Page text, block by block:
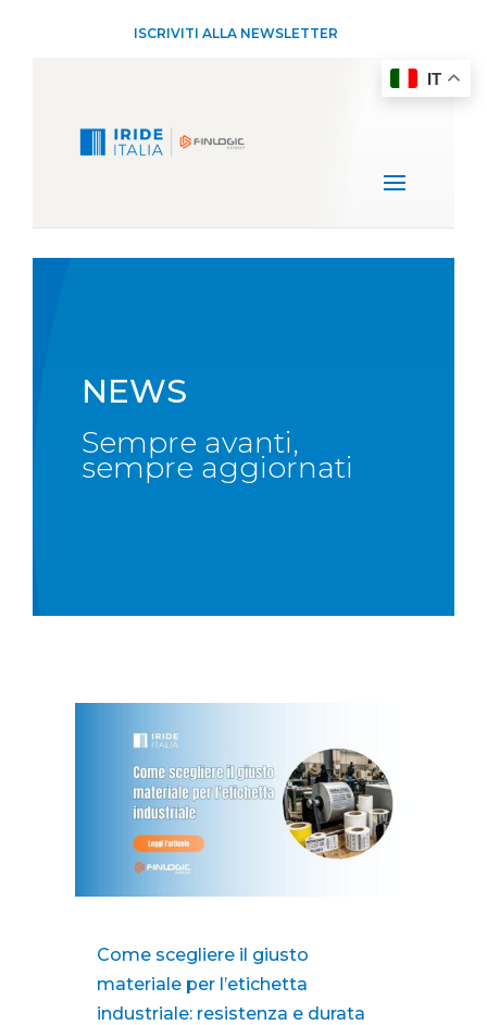
ISCRIVITI ALLA NEWSLETTER
NEWS
Sempre avanti,
sempre aggiornati
Come scegliere il giusto
materiale per l’etichetta
industriale: resistenza e durata
IT